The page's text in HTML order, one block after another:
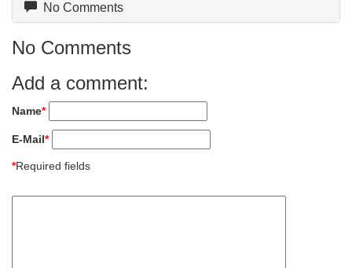
No Comments
No Comments
Add a comment:
Name*
E-Mail*
*Required fields